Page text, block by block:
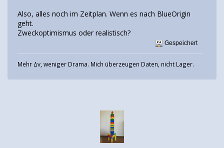
Also, alles noch im Zeitplan. Wenn es nach BlueOrigin
geht.
Zweckoptimismus oder realistisch?
Gespeichert
Mehr Δv, weniger Drama. Mich überzeugen Daten, nicht Lager.